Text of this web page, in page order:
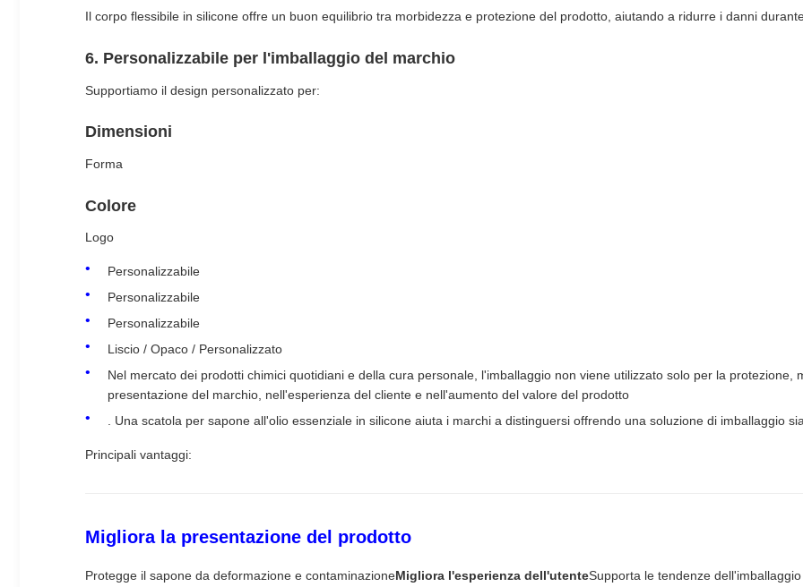
Il corpo flessibile in silicone offre un buon equilibrio tra morbidezza e protezione del prodotto, aiutando a ridurre i danni
6. Personalizzabile per l'imballaggio del marchio
Supportiamo il design personalizzato per:
Dimensioni
Forma
Colore
Logo
Personalizzabile
Personalizzabile
Personalizzabile
Liscio / Opaco / Personalizzato
Nel mercato dei prodotti chimici quotidiani e della cura personale, l'imballaggio non viene utilizzato solo per la protezione,
presentazione del marchio, nell'esperienza del cliente e nell'aumento del valore del prodotto
. Una scatola per sapone all'olio essenziale in silicone aiuta i marchi a distinguersi offrendo una soluzione di imballaggio
Principali vantaggi:
Migliora la presentazione del prodotto
Protegge il sapone da deformazione e contaminazioneMigliora l'esperienza dell'utenteSupporta le tendenze